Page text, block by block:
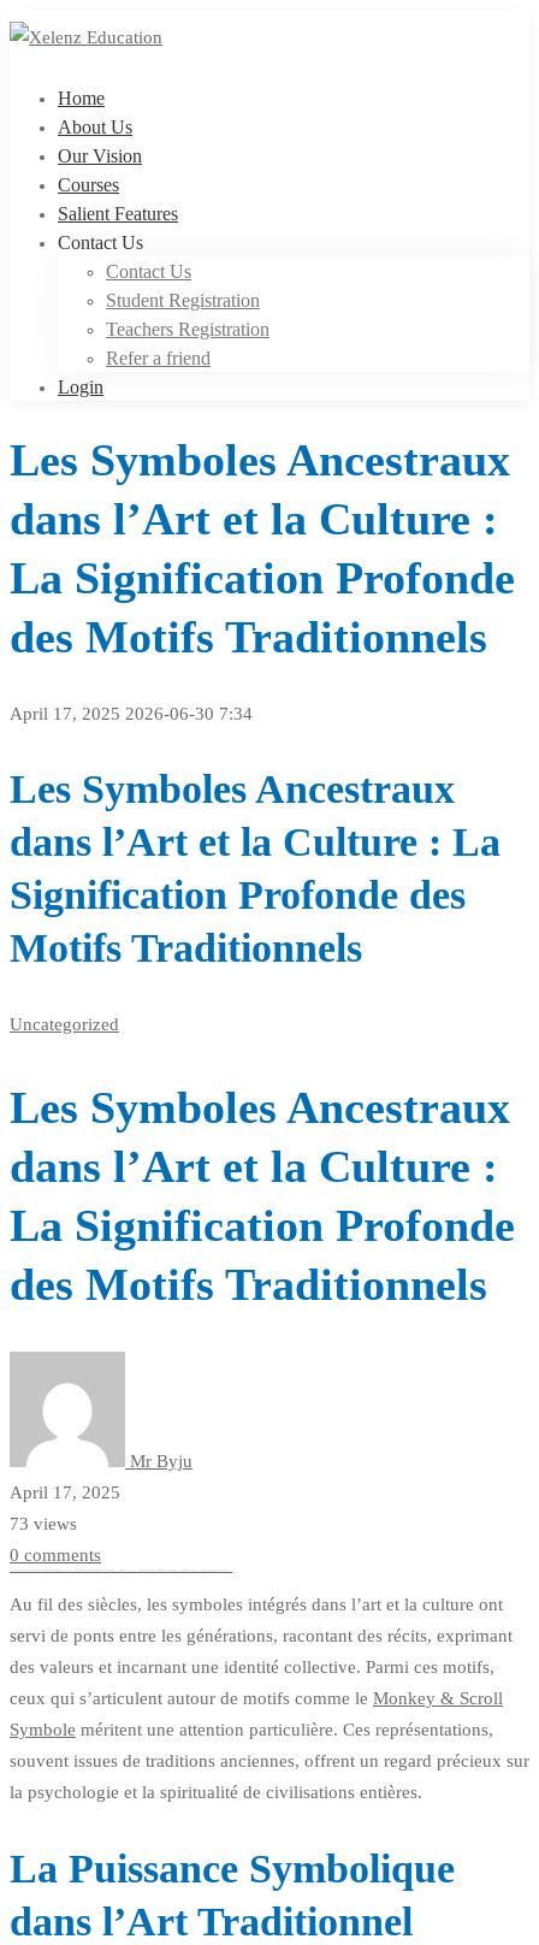
Home
About Us
Our Vision
Courses
Salient Features
Contact Us
Contact Us
Student Registration
Teachers Registration
Refer a friend
Login
Les Symboles Ancestraux
dans l’Art et la Culture :
La Signification Profonde
des Motifs Traditionnels
April 17, 2025 2026-06-30 7:34
Les Symboles Ancestraux
dans l’Art et la Culture : La
Signification Profonde des
Motifs Traditionnels
Uncategorized
Les Symboles Ancestraux
dans l’Art et la Culture :
La Signification Profonde
des Motifs Traditionnels
Mr Byju
April 17, 2025
73 views
0 comments
Au fil des siècles, les symboles intégrés dans l’art et la culture ont
servi de ponts entre les générations, racontant des récits, exprimant
des valeurs et incarnant une identité collective. Parmi ces motifs,
ceux qui s’articulent autour de motifs comme le Monkey & Scroll
Symbole méritent une attention particulière. Ces représentations,
souvent issues de traditions anciennes, offrent un regard précieux sur
la psychologie et la spiritualité de civilisations entières.
La Puissance Symbolique
dans l’Art Traditionnel